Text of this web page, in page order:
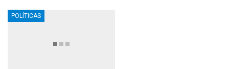
POLÍTICAS